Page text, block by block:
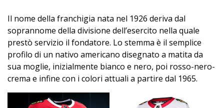
Il nome della franchigia nata nel 1926 deriva dal
soprannome della divisione dell’esercito nella quale
prestò servizio il fondatore. Lo stemma è il semplice
profilo di un nativo americano disegnato a matita da
sua moglie, inizialmente bianco e nero, poi rosso-nero-
crema e infine con i colori attuali a partire dal 1965.